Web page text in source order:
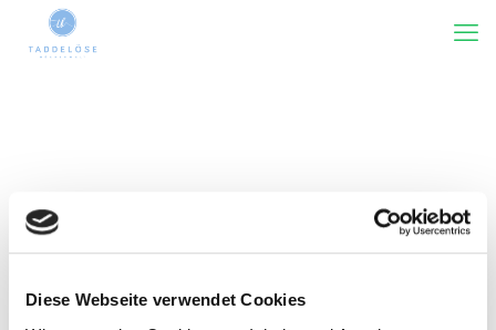
Diese Webseite verwendet Cookies